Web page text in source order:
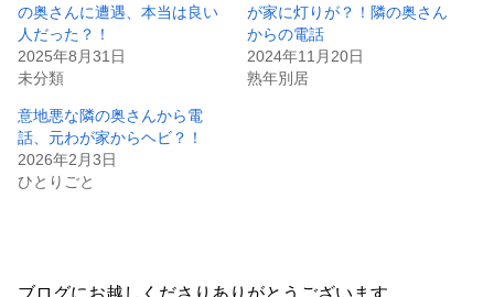
の奥さんに遭遇、本当は良い
人だった？！
2025年8月31日
未分類
が家に灯りが？！隣の奥さん
からの電話
2024年11月20日
熟年別居
意地悪な隣の奥さんから電
話、元わが家からヘビ？！
2026年2月3日
ひとりごと
ブログにお越しくださりありがとうございます。